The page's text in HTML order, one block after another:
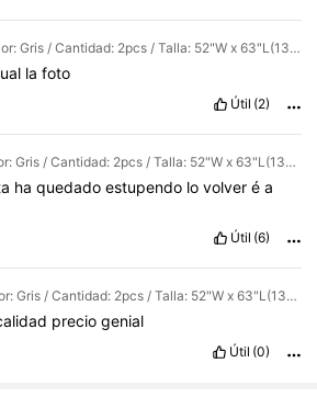
Color: Gris / Cantidad: 2pcs / Talla: 52"W x 63"L(132 x 160cm)
la foto
Útil (2)
Color: Gris / Cantidad: 2pcs / Talla: 52"W x 63"L(132 x 160cm)
ha quedado estupendo lo volver é a
Útil (6)
Color: Gris / Cantidad: 2pcs / Talla: 52"W x 63"L(132 x 160cm)
preciogenial
Útil (0)